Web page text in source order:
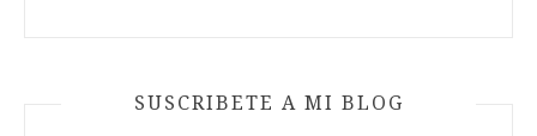
SUSCRIBETE A MI BLOG